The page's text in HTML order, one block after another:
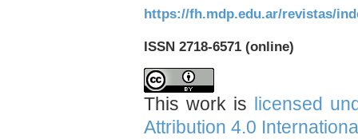
https://fh.mdp.edu.ar/revistas/
ISSN 2718-6571 (online)
This work is
licensed
Attribution 4.0